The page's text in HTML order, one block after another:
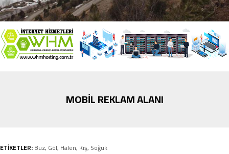
MOBİL REKLAM ALANI
ETİKETLER:Buz, Göl, Halen, Kış, Soğuk